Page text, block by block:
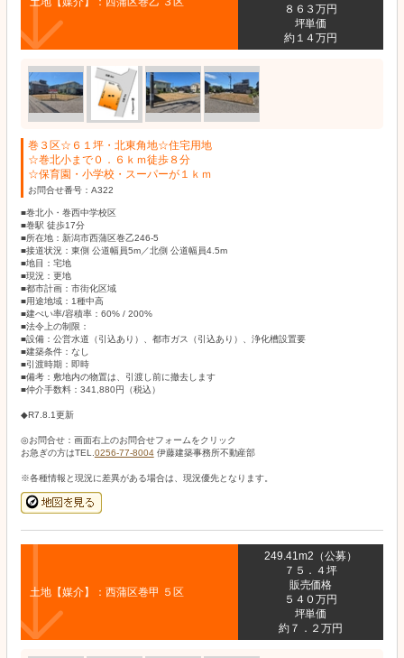
８６３万円
坪単価
約１４万円
巻３区☆６１坪・北東角地☆住宅用地
☆巻北小まで０．６ｋｍ徒歩８分
☆保育園・小学校・スーパーが１ｋｍ
お問合せ番号：A322
■巻北小・巻西中学校区
■巻駅 徒歩17分
■所在地：新潟市西蒲区巻乙246-5
■接道状況：東側 公道幅員5m／北側 公道幅員4.5m
■地目：宅地
■現況：更地
■都市計画：市街化区域
■用途地域：1種中高
■建ぺい率/容積率：60% / 200%
■法令上の制限：
■設備：公営水道（引込あり）、都市ガス（引込あり）、浄化槽設置要
■建築条件：なし
■引渡時期：即時
■備考：敷地内の物置は、引渡し前に撤去します
■仲介手数料：341,880円（税込）
◆R7.8.1更新
◎お問合せ：画面右上のお問合せフォームをクリック
お急ぎの方はTEL. 0256-77-8004伊藤建築事務所不動産部
※各種情報と現況に差異がある場合は、現況優先となります。
土地【媒介】：西蒲区巻甲 ５区
249.41m2（公募）
７５．４坪
販売価格
５４０万円
坪単価
約７．２万円